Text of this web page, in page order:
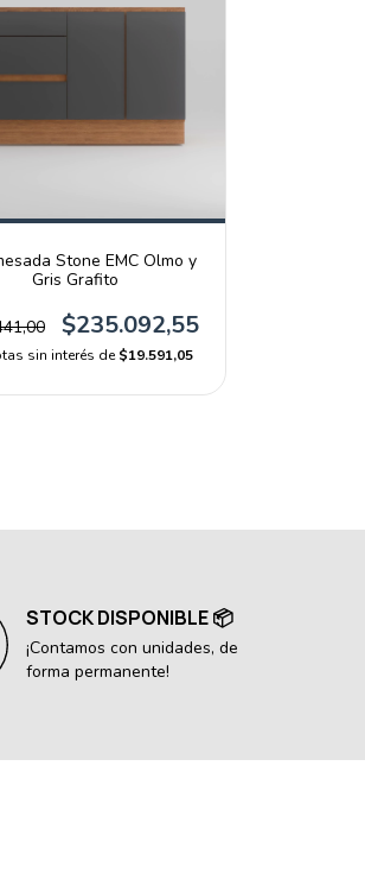
Stone EMC Olmo y
Gris Grafito
$235.092,55
sin interés de$19.591,05
STOCK DISPONIBLE 📦
¡Contamos con unidades, de
forma permanente!